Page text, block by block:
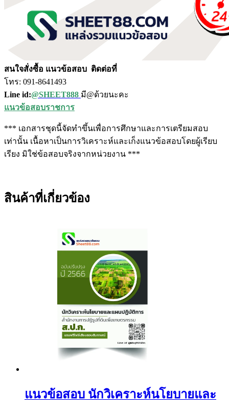
สนใจสั่งซื้อ แนวข้อสอบ ติดต่อที่
โทร: 091-8641493
Line id:@SHEET888 มี@ด้วยนะคะ
แนวข้อสอบราชการ
*** เอกสารชุดนี้จัดทำขึ้นเพื่อการศึกษาและการเตรียมสอบ
เท่านั้น เนื้อหาเป็นการวิเคราะห์และเก็งแนวข้อสอบโดยผู้เรียบ
เรียง มิใช่ข้อสอบจริงจากหน่วยงาน ***
สินค้าที่เกี่ยวข้อง
แนวข้อสอบ นักวิเคราะห์นโยบายและ